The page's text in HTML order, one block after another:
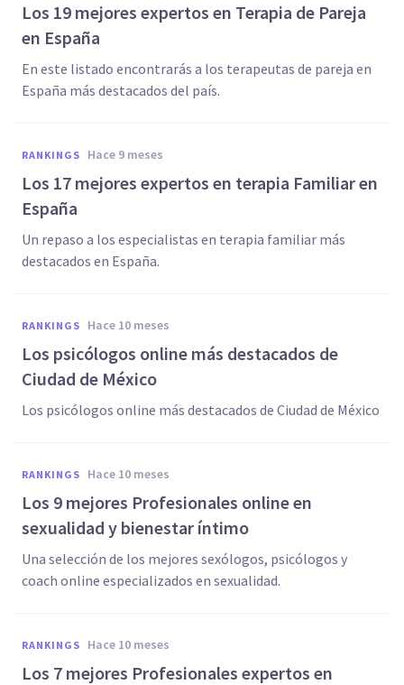
Los 19 mejores expertos en Terapia de Pareja
en España
En este listado encontrarás a los terapeutas de pareja en
España más destacados del país.
RANKINGS hace 9 meses
Los 17 mejores expertos en terapia Familiar en
España
Un repaso a los especialistas en terapia familiar más
destacados en España.
RANKINGS hace 10 meses
Los psicólogos online más destacados de
Ciudad de México
Los psicólogos online más destacados de Ciudad de México
RANKINGS hace 10 meses
Los 9 mejores Profesionales online en
sexualidad y bienestar íntimo
Una selección de los mejores sexólogos, psicólogos y
coach online especializados en sexualidad.
RANKINGS hace 10 meses
Los 7 mejores Profesionales expertos en